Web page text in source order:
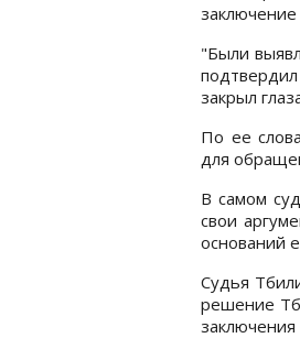
"Были
закрыл
По ее
для
В самом
свои
оснований
Судья
решение